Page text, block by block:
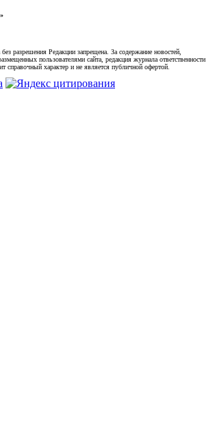
без разрешения Редакции запрещена. За содержание новостей,
пользователями сайта, редакция журнала ответственности
справочный характер и не является публичной офертой.